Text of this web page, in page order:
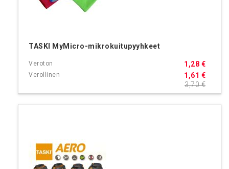
TASKI MyMicro-mikrokuitupyyhkeet
1,61 €
1,28 €
3,70 €